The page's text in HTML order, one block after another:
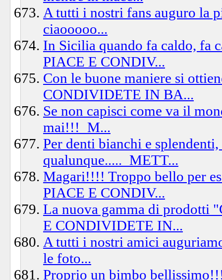
A tutti i nostri fans auguro la
ciaooooo...
In Sicilia quando fa caldo, fa
PIACE E CONDIV...
Con le buone maniere si
CONDIVIDETE IN BA...
Se non capisci come va il
mai!!!_M...
Per denti bianchi e
qualunque....._METT...
Magari!!!! Troppo bello per
PIACE E CONDIV...
La nuova gamma di
E CONDIVIDETE IN...
A tutti i nostri amici
le foto...
Proprio un bimbo